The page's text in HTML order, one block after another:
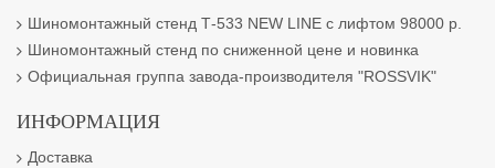
Шиномонтажный стенд Т-533 NEW LINE с лифтом 98000 р.
Шиномонтажный стенд по сниженной цене и новинка
Официальная группа завода-производителя "ROSSVIK"
ИНФОРМАЦИЯ
Доставка